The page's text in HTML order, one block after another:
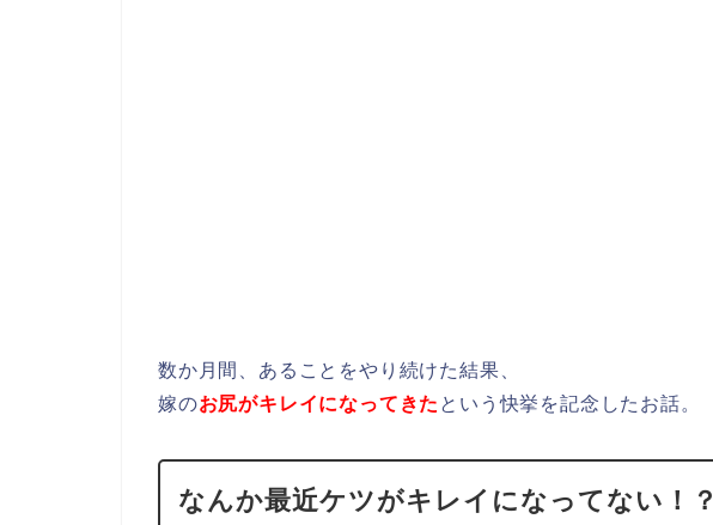
数か月間、あることをやり続けた結果、
嫁のお尻がキレイになってきた という快挙を記念したお話。
なんか最近ケツがキレイになってない！？